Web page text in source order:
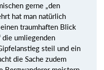
gerne „den
hat man natürlich
traumhaften Blick
die umliegenden
steil und ein
die Sache zudem